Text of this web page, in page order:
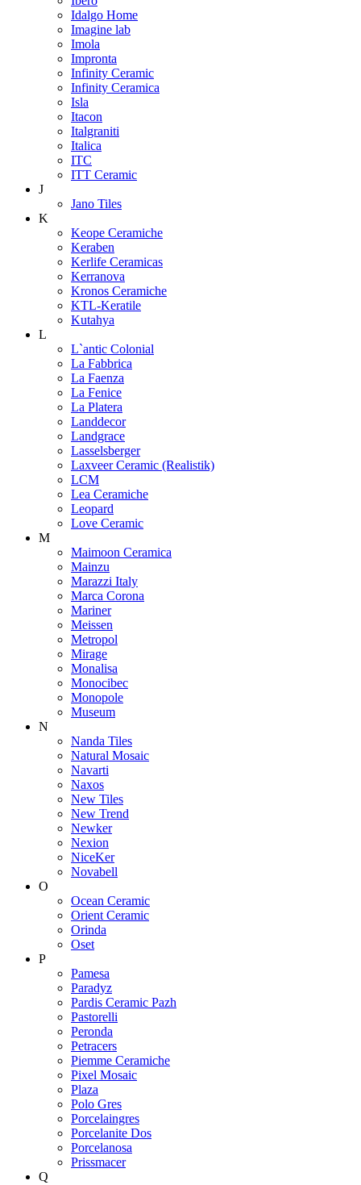
Idalgo Home
Imagine lab
Imola
Impronta
Infinity Ceramic
Infinity Ceramica
Isla
Itacon
Italgraniti
Italica
ITC
ITT Ceramic
J
Jano Tiles
K
Keope Ceramiche
Keraben
Kerlife Ceramicas
Kerranova
Kronos Ceramiche
KTL-Keratile
Kutahya
L
L`antic Colonial
La Fabbrica
La Faenza
La Fenice
La Platera
Landdecor
Landgrace
Lasselsberger
Laxveer Ceramic (Realistik)
LCM
Lea Ceramiche
Leopard
Love Ceramic
M
Maimoon Ceramica
Mainzu
Marazzi Italy
Marca Corona
Mariner
Meissen
Metropol
Mirage
Monalisa
Monocibec
Monopole
Museum
N
Nanda Tiles
Natural Mosaic
Navarti
Naxos
New Tiles
New Trend
Newker
Nexion
NiceKer
Novabell
O
Ocean Ceramic
Orient Ceramic
Orinda
Oset
P
Pamesa
Paradyz
Pardis Ceramic Pazh
Pastorelli
Peronda
Petracers
Piemme Ceramiche
Pixel Mosaic
Plaza
Polo Gres
Porcelaingres
Porcelanite Dos
Porcelanosa
Prissmacer
Q